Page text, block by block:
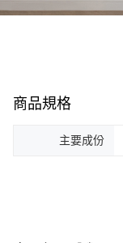
商品規格
主要成份